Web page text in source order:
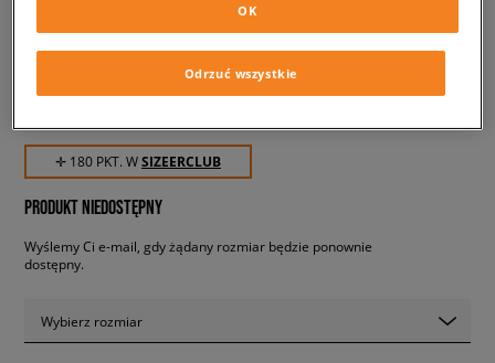
✛ 180 PKT. WSIZEERCLUB
PRODUKT NIEDOSTĘPNY
Wyślemy Ci e-mail, gdy żądany rozmiar będzie ponownie
dostępny.
Wybierz rozmiar
Odrzuć wszystkie
OK